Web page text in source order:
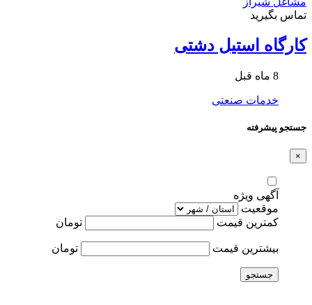
تماس بگیرید
کارگاه استیل دشتی
8 ماه قبل
خدمات صنعتی
جستجو پیشرفته
×
آگهی ویژه
موقعیت
کمترین قیمت
تومان
بیشترین قیمت تومان
جستجو